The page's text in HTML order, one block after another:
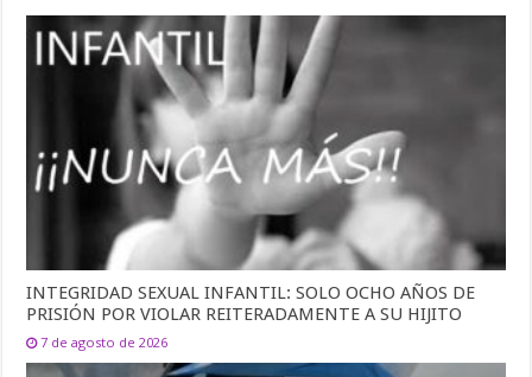
INTEGRIDAD SEXUAL INFANTIL: SOLO OCHO AÑOS DE
PRISIÓN POR VIOLAR REITERADAMENTE A SU HIJITO
7 de agosto de 2026